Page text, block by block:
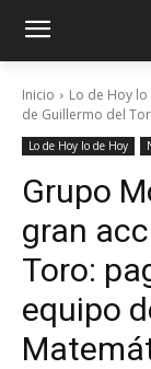
Inicio Lo de Hoy
de Guillermo del
Lo de Hoy lo de Hoy
Grupo
gran
Toro:
equipo